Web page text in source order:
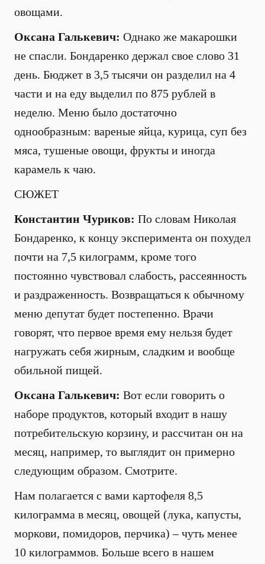
овощами.
Оксана Галькевич: Однако же макарошки
не спасли. Бондаренко держал свое слово 31
день. Бюджет в 3,5 тысячи он разделил на 4
части и на еду выделил по 875 рублей в
неделю. Меню было достаточно
однообразным: вареные яйца, курица, суп без
мяса, тушеные овощи, фрукты и иногда
карамель к чаю.
СЮЖЕТ
Константин Чуриков: По словам Николая
Бондаренко, к концу эксперимента он похудел
почти на 7,5 килограмм, кроме того
постоянно чувствовал слабость, рассеянность
и раздраженность. Возвращаться к обычному
меню депутат будет постепенно. Врачи
говорят, что первое время ему нельзя будет
нагружать себя жирным, сладким и вообще
обильной пищей.
Оксана Галькевич: Вот если говорить о
наборе продуктов, который входит в нашу
потребительскую корзину, и рассчитан он на
месяц, например, то выглядит он примерно
следующим образом. Смотрите.
Нам полагается с вами картофеля 8,5
килограмма в месяц, овощей (лука, капусты,
моркови, помидоров, перчика) – чуть менее
10 килограммов. Больше всего в нашем